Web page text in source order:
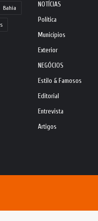
Bahia
NOTÍCIAS
Política
Municípios
Exterior
NEGÓCIOS
Estilo & Famosos
Editorial
Entrevista
Artigos